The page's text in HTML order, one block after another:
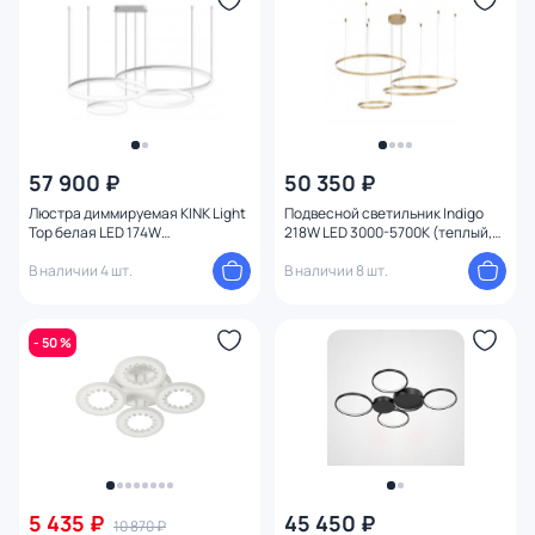
57 900 ₽
Люстра диммируемая KINK Light
Тор белая LED 174W
В наличии 4 шт.
50 350 ₽
Подвесной светильник Indigo
218W LED 3000-5700К (теплый,
В наличии 8 шт.
- 50 %
5 435 ₽ 10 870 ₽
45 450 ₽